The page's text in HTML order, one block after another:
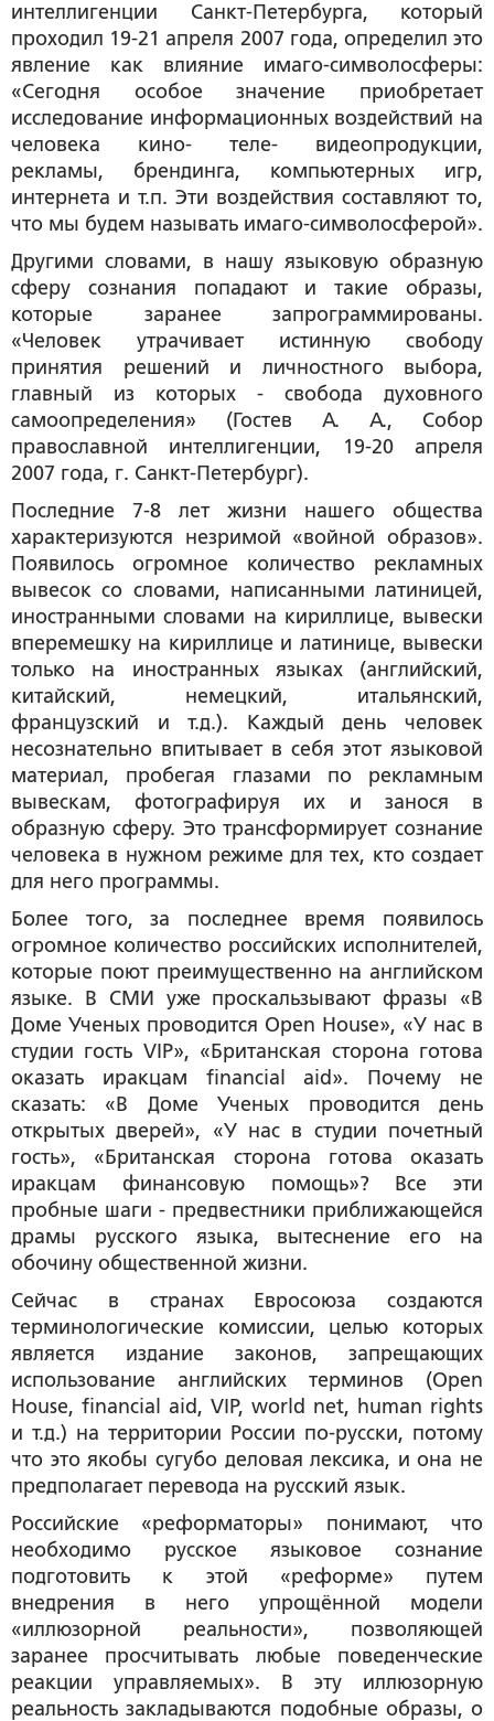
интеллигенции Санкт-Петербурга, который
проходил 19-21 апреля 2007 года, определил это
явление как влияние имаго-символосферы:
«Сегодня особое значение приобретает
исследование информационных воздействий на
человека кино- теле- видеопродукции,
рекламы, брендинга, компьютерных игр,
интернета и т.п. Эти воздействия составляют то,
что мы будем называть имаго-символосферой».
Другими словами, в нашу языковую образную
сферу сознания попадают и такие образы,
которые заранее запрограммированы.
«Человек утрачивает истинную свободу
принятия решений и личностного выбора,
главный из которых - свобода духовного
самоопределения» (Гостев А. А., Собор
православной интеллигенции, 19-20 апреля
2007 года, г. Санкт-Петербург).
Последние 7-8 лет жизни нашего общества
характеризуются незримой «войной образов».
Появилось огромное количество рекламных
вывесок со словами, написанными латиницей,
иностранными словами на кириллице, вывески
вперемешку на кириллице и латинице, вывески
только на иностранных языках (английский,
китайский, немецкий, итальянский,
французский и т.д.). Каждый день человек
несознательно впитывает в себя этот языковой
материал, пробегая глазами по рекламным
вывескам, фотографируя их и занося в
образную сферу. Это трансформирует сознание
человека в нужном режиме для тех, кто создает
для него программы.
Более того, за последнее время появилось
огромное количество российских исполнителей,
которые поют преимущественно на английском
языке. В СМИ уже проскальзывают фразы «В
Доме Ученых проводится Open House», «У нас в
студии гость VIP», «Британская сторона готова
оказать иракцам financial aid». Почему не
сказать: «В Доме Ученых проводится день
открытых дверей», «У нас в студии почетный
гость», «Британская сторона готова оказать
иракцам финансовую помощь»? Все эти
пробные шаги - предвестники приближающейся
драмы русского языка, вытеснение его на
обочину общественной жизни.
Сейчас в странах Евросоюза создаются
терминологические комиссии, целью которых
является издание законов, запрещающих
использование английских терминов (Open
House, financial aid, VIP, world net, human rights
и т.д.) на территории России по-русски, потому
что это якобы сугубо деловая лексика, и она не
предполагает перевода на русский язык.
Российские «реформаторы» понимают, что
необходимо русское языковое сознание
подготовить к этой «реформе» путем
внедрения в него упрощённой модели
«иллюзорной реальности», позволяющей
заранее просчитывать любые поведенческие
реакции управляемых». В эту иллюзорную
реальность закладываются подобные образы, о